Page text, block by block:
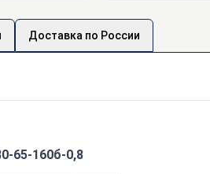
Доставка по России
65-160б-0,8